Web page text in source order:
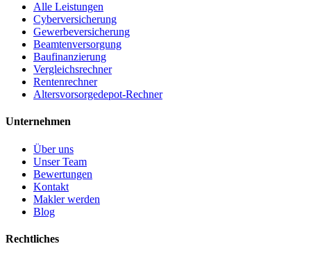
Alle Leistungen
Cyberversicherung
Gewerbeversicherung
Beamtenversorgung
Baufinanzierung
Vergleichsrechner
Rentenrechner
Altersvorsorgedepot-Rechner
Unternehmen
Über uns
Unser Team
Bewertungen
Kontakt
Makler werden
Blog
Rechtliches